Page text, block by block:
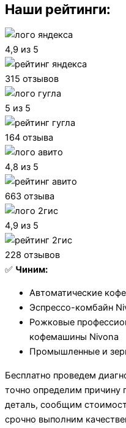
Наши рейтинги:
4,9 из 5
315 отзывов
5 из 5
164 отзыва
4,8 из 5
663 отзыва
4,9 из 5
228 отзывов
✅ Чиним:
Автоматические
Эспрессо-комбайн
Рожковые
кофемашины Nivona
Промышленные и
Бесплатно проведем
точно определим
деталь, сообщим
срочно выполним